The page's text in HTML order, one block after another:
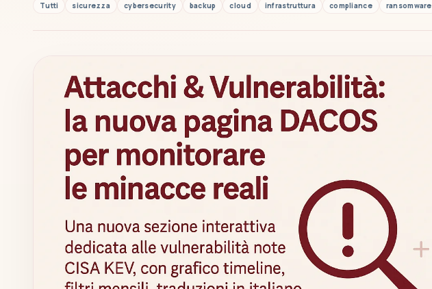
Tutti sicurezza cybersecurity backup cloud infrastruttura compliance ransomware